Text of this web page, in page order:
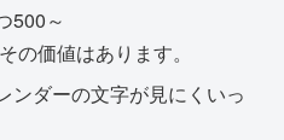
500～
の価値はあります。
ンダーの文字が見にくいっ